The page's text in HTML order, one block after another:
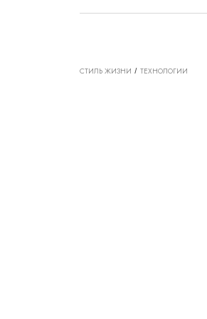
СТИЛЬ ЖИЗНИ ТЕХНОЛОГИИ